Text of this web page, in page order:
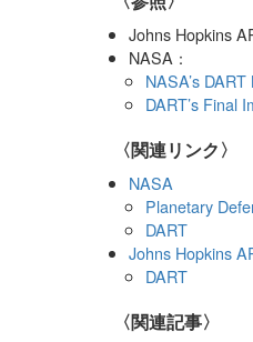
Johns Hopkins
NASA：
NASA’s
DART’s Final
〈関連リンク〉
NASA
Planetary
DART
Johns Hopkins
DART
関連記事